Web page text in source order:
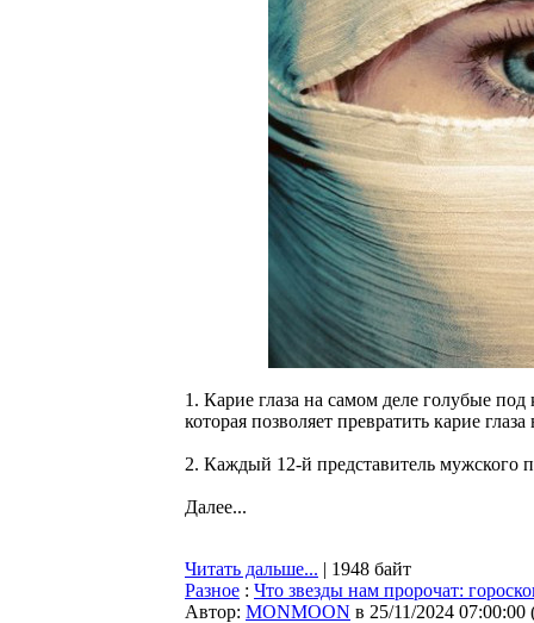
1. Карие глаза на самом деле голубые
которая позволяет превратить карие
2. Каждый 12-й представитель мужского
Далее...
Читать дальше... | 1948 байт
Разное : Что звезды нам пророчат:
Автор: MONMOON в 25/11/2024 07:00:00